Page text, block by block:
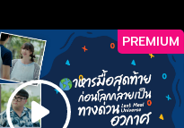
PREMIUM